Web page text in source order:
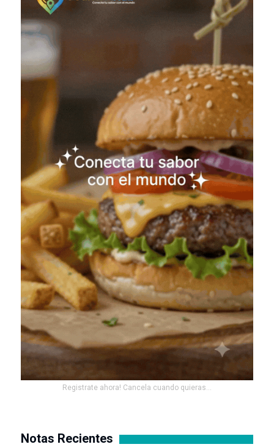
Registrate ahora! Cancela cuando quieras...
Notas Recientes